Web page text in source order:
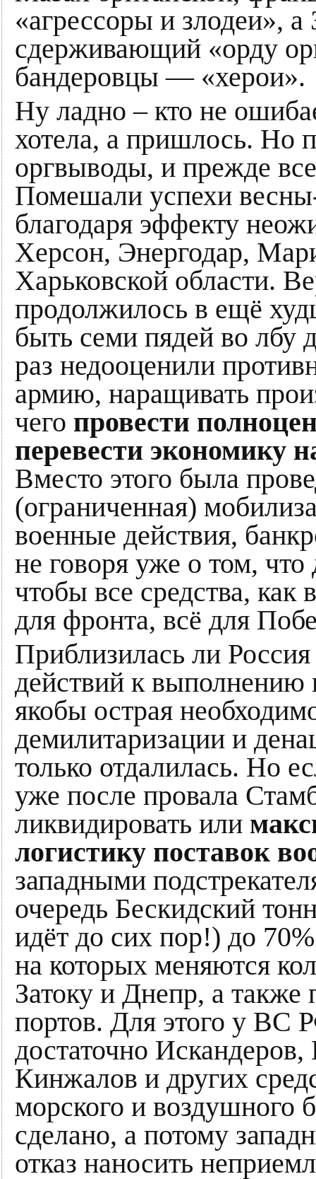
«агрессоры и злодеи»,
сдерживающий «орду
бандеровцы — «херои».
Ну ладно – кто не
хотела, а пришлось. Но
оргвыводы, и прежде
Помешали успехи
благодаря эффекту
Херсон, Энергодар,
Харьковской области.
продолжилось в ещё
быть семи пядей во лбу
раз недооценили
армию, наращивать
чего провести
перевести экономику
Вместо этого была
(ограниченная)
военные действия,
не говоря уже о том,
чтобы все средства,
для фронта, всё для
Приблизилась ли
действий к выполнению
якобы острая
демилитаризации и
только отдалилась. Но
уже после провала
ликвидировать или
логистику поставок
западными
очередь Бескидский
идёт до сих пор!) до
на которых меняются
Затоку и Днепр, а
портов. Для этого у ВС
достаточно
Кинжалов и других
морского и воздушного
сделано, а потому
отказ наносить